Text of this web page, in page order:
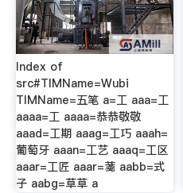
Index of
src#TIMName=Wubi
TIMName=五笔 a=工 aaa=工
aaaa=工 aaaa=恭恭敬敬
aaad=工期 aaag=工巧 aaah=
葡萄牙 aaan=工艺 aaaq=工区
aaar=工匠 aaar=菚 aabb=式
子 aabg=草草 a